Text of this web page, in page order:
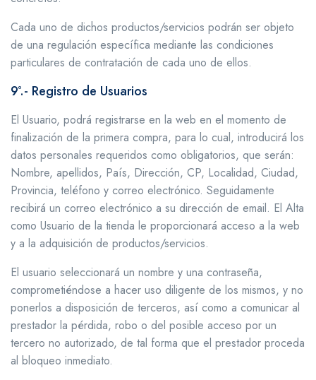
Cada uno de dichos productos/servicios podrán ser objeto
de una regulación específica mediante las condiciones
particulares de contratación de cada uno de ellos.
9º.- Registro de Usuarios
El Usuario, podrá registrarse en la web en el momento de
finalización de la primera compra, para lo cual, introducirá los
datos personales requeridos como obligatorios, que serán:
Nombre, apellidos, País, Dirección, CP, Localidad, Ciudad,
Provincia, teléfono y correo electrónico. Seguidamente
recibirá un correo electrónico a su dirección de email. El Alta
como Usuario de la tienda le proporcionará acceso a la web
y a la adquisición de productos/servicios.
El usuario seleccionará un nombre y una contraseña,
comprometiéndose a hacer uso diligente de los mismos, y no
ponerlos a disposición de terceros, así como a comunicar al
prestador la pérdida, robo o del posible acceso por un
tercero no autorizado, de tal forma que el prestador proceda
al bloqueo inmediato.